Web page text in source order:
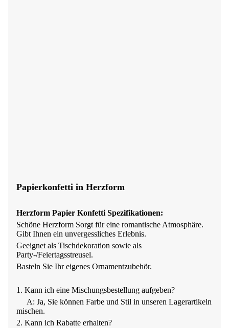
Papierkonfetti in Herzform
Herzform Papier Konfetti Spezifikationen:
Schöne Herzform Sorgt für eine romantische Atmosphäre.
Gibt Ihnen ein unvergessliches Erlebnis.
Geeignet als Tischdekoration sowie als
Party-/Feiertagsstreusel.
Basteln Sie Ihr eigenes Ornamentzubehör.
1. Kann ich eine Mischungsbestellung aufgeben?
A: Ja, Sie können Farbe und Stil in unseren Lagerartikeln
mischen.
2. Kann ich Rabatte erhalten?